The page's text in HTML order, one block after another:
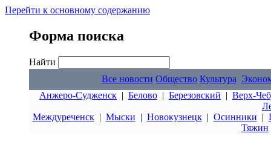
Перейти к основному содержанию
Форма поиска
Найти
Все новости Общество Культура
Анжеро-Судженск | Белово | Березовский | Верх-
Междуреченск| Мыски | Новокузнецк| Осинники |
Тяжин